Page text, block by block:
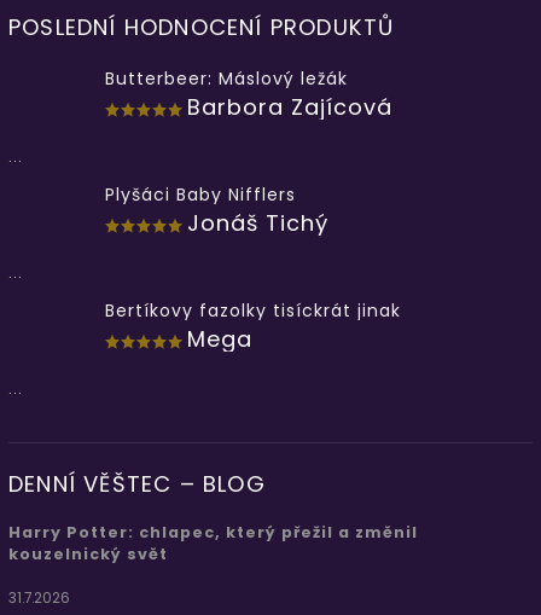
POSLEDNÍ HODNOCENÍ PRODUKTŮ
Butterbeer: Máslový ležák
Barbora Zajícová
...
Plyšáci Baby Nifflers
Jonáš Tichý
...
Bertíkovy fazolky tisíckrát jinak
Mega
...
DENNÍ VĚŠTEC – BLOG
Harry Potter: chlapec, který přežil a změnil
kouzelnický svět
31.7.2026